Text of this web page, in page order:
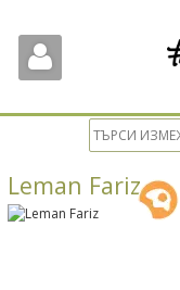
Leman Fariz